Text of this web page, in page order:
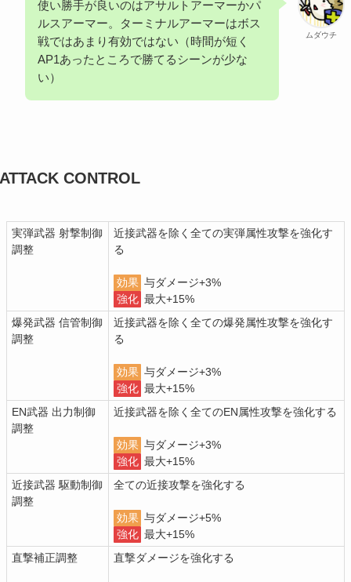
ムダウチ
使い勝手が良いのはアサルトアーマーかパ
ルスアーマー。ターミナルアーマーはボス
戦ではあまり有効ではない（時間が短く
AP1あったところで勝てるシーンが少な
い）
ATTACK CONTROL
実弾武器 射撃制御
調整
近接武器を除く全ての実弾属性攻撃を強化す
る
効果 与ダメージ+3%
強化 最大+15%
爆発武器 信管制御
調整
近接武器を除く全ての爆発属性攻撃を強化す
る
効果 与ダメージ+3%
強化 最大+15%
EN武器 出力制御
調整
近接武器を除く全てのEN属性攻撃を強化する
効果 与ダメージ+3%
強化 最大+15%
近接武器 駆動制御
調整
全ての近接攻撃を強化する
効果 与ダメージ+5%
強化 最大+15%
直撃補正調整
直撃ダメージを強化する